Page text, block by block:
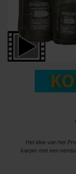
Het idee van het
karper met een